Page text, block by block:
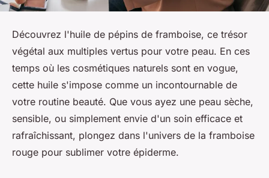
Découvrez l'huile de pépins de framboise, ce trésor
végétal aux multiples vertus pour votre peau. En ces
temps où les cosmétiques naturels sont en vogue,
cette huile s'impose comme un incontournable de
votre routine beauté. Que vous ayez une peau sèche,
sensible, ou simplement envie d'un soin efficace et
rafraîchissant, plongez dans l'univers de la framboise
rouge pour sublimer votre épiderme.